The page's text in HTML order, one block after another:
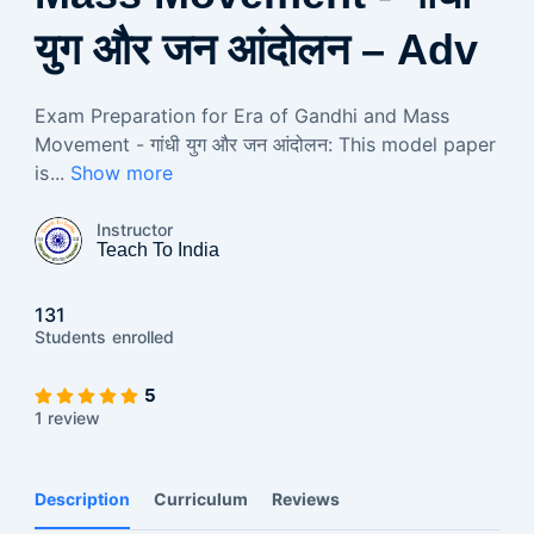
युग और जन आंदोलन – Adv
Exam Preparation for Era of Gandhi and Mass
Movement - गांधी युग और जन आंदोलन: This model paper
is... Show more
Instructor
Teach To India
131
Students enrolled
5
1 review
Description Curriculum Reviews